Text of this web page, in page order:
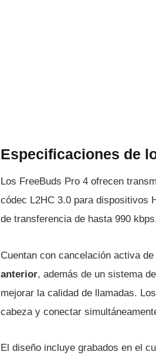
Especificaciones de
Los FreeBuds Pro 4 ofrecen
códec L2HC 3.0 para dispositivos
de transferencia de hasta 990
Cuentan con cancelación activa
anterior, además de un sistema
mejorar la calidad de llamadas.
cabeza y conectar
El diseño incluye grabados en el